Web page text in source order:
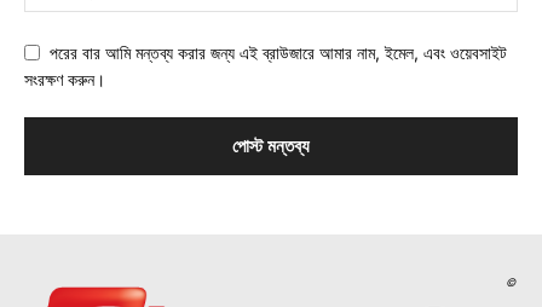
পরের বার আমি মন্তব্য করার জন্য এই ব্রাউজারে আমার নাম, ইমেল, এবং ওয়েবসাইট
সংরক্ষণ করুন।
©